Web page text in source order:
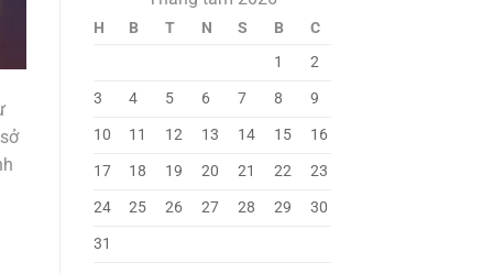
H B T N S B
C
1
2
3
4 5 6 7 8
9
10
11 12 13 14 15
16
17
18 19 20 21 22
23
24
25 26 27 28 29
30
31